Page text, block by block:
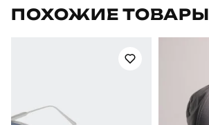
ПОХОЖИЕ ТОВАРЫ